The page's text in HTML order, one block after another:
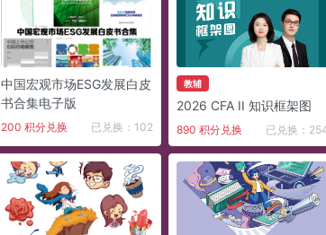
中国宏观市场ESG发展白皮
书合集电子版
200 积分兑换 已兑换：102
教辅
2026 CFA II 知识框架图
890 积分兑换 已兑换：